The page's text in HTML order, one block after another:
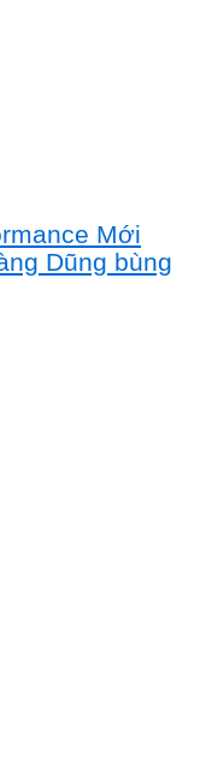
Mới
Dũng bùng